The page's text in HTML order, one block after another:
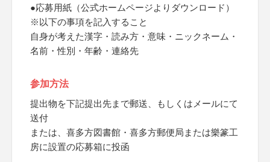
●応募用紙（公式ホームページよりダウンロード）
※以下の事項を記入すること
自身が考えた漢字・読み方・意味・ニックネーム・
名前・性別・年齢・連絡先
参加方法
提出物を下記提出先まで郵送、もしくはメールにて
送付
または、喜多方図書館・喜多方郵便局または樂篆工
房に設置の応募箱に投函